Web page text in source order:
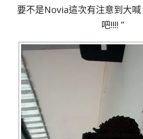
要不是Novia這次有注意到大喊
吧!!!! ”